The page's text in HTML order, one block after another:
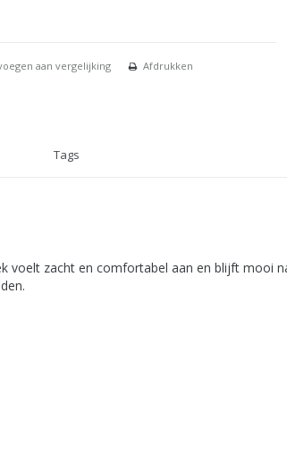
aan vergelijking Afdrukken
Tags
voelt zacht en comfortabel aan en blijft mooi